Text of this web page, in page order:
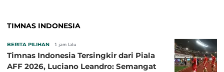
TIMNAS INDONESIA
BERITA PILIHAN 1 jam lalu
Timnas Indonesia Tersingkir dari Piala
AFF 2026, Luciano Leandro: Semangat